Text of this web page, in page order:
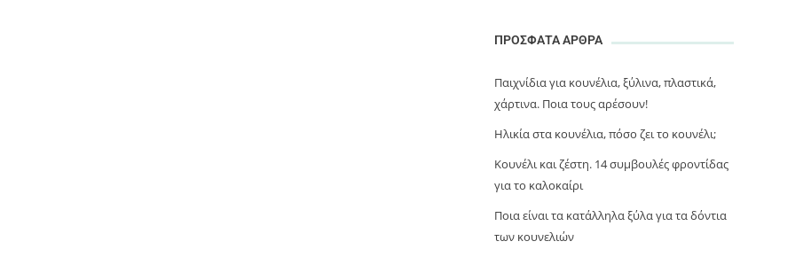
ΠΡΟΣΦΑΤΑ ΑΡΘΡΑ
Παιχνίδια για κουνέλια, ξύλινα, πλαστικά,
χάρτινα. Ποια τους αρέσουν!
Ηλικία στα κουνέλια, πόσο ζει το κουνέλι;
Κουνέλι και ζέστη. 14 συμβουλές φροντίδας
για το καλοκαίρι
Ποια είναι τα κατάλληλα ξύλα για τα δόντια
των κουνελιών